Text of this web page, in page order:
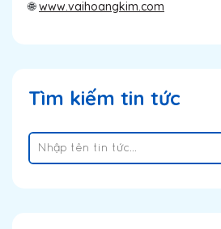
🌐www.vaihoangkim.com
Tìm kiếm tin tức